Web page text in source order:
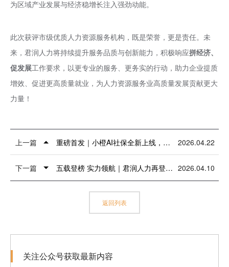
为区域产业发展与经济稳增长注入强劲动能。
此次获评市级优质人力资源服务机构，既是荣誉，更是责任。未
来，君润人力将持续提升服务品质与创新能力，积极响应拼经济、
促发展工作要求，以更专业的服务、更务实的行动，助力企业提质
增效、促进更高质量就业，为人力资源服务业高质量发展贡献更大
力量！
上一篇 重磅首发｜小橙AI社保全新上线，智能重构企业社保管理新生态 2026.04.22
下一篇 五载登榜 实力领航｜君润人力再登 2026 第一资源人力资源服务机构百强榜 2026.04.10
返回列表
关注公众号获取最新内容